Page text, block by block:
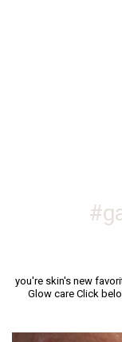
you're skin's new
Glow careClick